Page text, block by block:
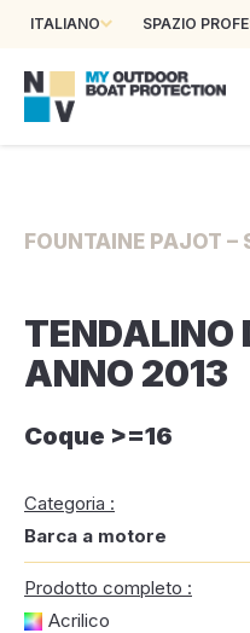
ITALIANO SPAZIO
FOUNTAINE PAJOT
TENDALINO
ANNO 2013
Coque >=16
Categoria :
Barca a motore
Prodotto completo :
Acrilico